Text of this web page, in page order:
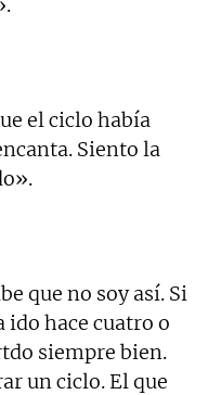
el ciclo había
Siento la
que no soy así. Si
hace cuatro o
siempre bien.
un ciclo. El que